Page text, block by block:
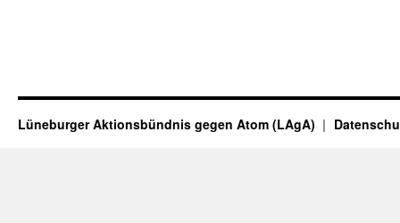
Lüneburger Aktionsbündnis gegen Atom (LAgA)